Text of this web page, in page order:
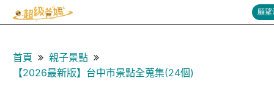
願
首頁
親子景點
【2026最新版】台中市景點全蒐集(24個)